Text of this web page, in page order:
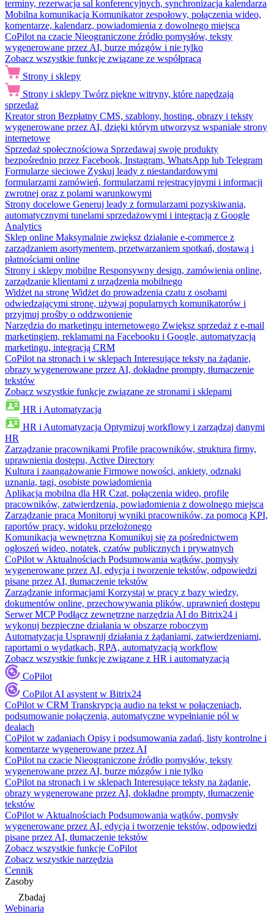
terminy, rezerwacja sal konferencyjnych, synchronizacja kalendarza
Mobilna komunikacja Komunikator zespołowy, połączenia wideo,
komentarze, kalendarz, powiadomienia z dowolnego miejsca
CoPilot na czacie Nieograniczone źródło pomysłów, teksty
wygenerowane przez AI, burze mózgów i nie tylko
Zobacz wszystkie funkcje związane ze współpracą
Strony i sklepy
Strony i sklepy Twórz piękne witryny, które napędzają
sprzedaż
Kreator stron Bezpłatny CMS, szablony, hosting, obrazy i teksty
wygenerowane przez AI, dzięki którym utworzysz wspaniałe strony
internetowe
Sprzedaż społecznościowa Sprzedawaj swoje produkty
bezpośrednio przez Facebook, Instagram, WhatsApp lub Telegram
Formularze sieciowe Zyskuj leady z niestandardowymi
formularzami zamówień, formularzami rejestracyjnymi i informacji
zwrotnej oraz z polami warunkowymi
Strony docelowe Generuj leady z formularzami pozyskiwania,
automatycznymi tunelami sprzedażowymi i integracją z Google
Analytics
Sklep online Maksymalnie zwiększ działanie e-commerce z
zarządzaniem asortymentem, przetwarzaniem spotkań, dostawą i
płatnościami online
Strony i sklepy mobilne Responsywny design, zamówienia online,
zarządzanie klientami z urządzenia mobilnego
Widżet na stronę Widżet do prowadzenia czatu z osobami
odwiedzającymi stronę, używaj popularnych komunikatorów i
przyjmuj prośby o oddzwonienie
Narzędzia do marketingu internetowego Zwiększ sprzedaż z e-mail
marketingiem, reklamami na Facebooku i Google, automatyzacją
marketingu, integracją CRM
CoPilot na stronach i w sklepach Interesujące teksty na żądanie,
obrazy wygenerowane przez AI, dokładne prompty, tłumaczenie
tekstów
Zobacz wszystkie funkcje związane ze stronami i sklepami
HR i Automatyzacja
HR i Automatyzacja Optymizuj workflowy i zarządzaj danymi
HR
Zarządzanie pracownikami Profile pracowników, struktura firmy,
uprawnienia dostępu, Active Directory
Kultura i zaangażowanie Firmowe nowości, ankiety, odznaki
uznania, tagi, osobiste powiadomienia
Aplikacja mobilna dla HR Czat, połączenia wideo, profile
pracowników, zatwierdzenia, powiadomienia z dowolnego miejsca
Zarządzanie pracą Monitoruj wyniki pracowników, za pomocą KPI,
raportów pracy, widoku przełożonego
Komunikacja wewnętrzna Komunikuj się za pośrednictwem
ogłoszeń wideo, notatek, czatów publicznych i prywatnych
CoPilot w Aktualnościach Podsumowania wątków, pomysły
wygenerowane przez AI, edycja i tworzenie tekstów, odpowiedzi
pisane przez AI, tłumaczenie tekstów
Zarządzanie informacjami Korzystaj w pracy z bazy wiedzy,
dokumentów online, przechowywania plików, uprawnień dostępu
Serwer MCP Podłącz zewnętrzne narzędzia AI do Bitrix24 i
wykonuj bezpieczne działania w obszarze roboczym
Automatyzacja Usprawnij działania z żądaniami, zatwierdzeniami,
raportami o wydatkach, RPA, automatyzacją workflow
Zobacz wszystkie funkcje związane z HR i automatyzacją
CoPilot
CoPilot AI asystent w Bitrix24
CoPilot w CRM Transkrypcja audio na tekst w połączeniach,
podsumowanie połączenia, automatyczne wypełnianie pól w
dealach
CoPilot w zadaniach Opisy i podsumowania zadań, listy kontrolne i
komentarze wygenerowane przez AI
CoPilot na czacie Nieograniczone źródło pomysłów, teksty
wygenerowane przez AI, burze mózgów i nie tylko
CoPilot na stronach i w sklepach Interesujące teksty na żądanie,
obrazy wygenerowane przez AI, dokładne prompty, tłumaczenie
tekstów
CoPilot w Aktualnościach Podsumowania wątków, pomysły
wygenerowane przez AI, edycja i tworzenie tekstów, odpowiedzi
pisane przez AI, tłumaczenie tekstów
Zobacz wszystkie funkcje CoPilot
Zobacz wszystkie narzędzia
Cennik
Zasoby
Zbadaj
Webinaria